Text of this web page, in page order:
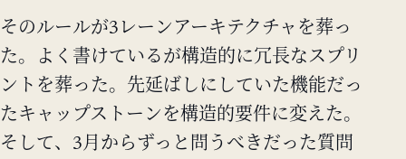
そのルールが3レーンアーキテクチャを葬っ
た。よく書けているが構造的に冗長なスプリ
ントを葬った。先延ばしにしていた機能だっ
たキャップストーンを構造的要件に変えた。
そして、3月からずっと問うべきだった質問